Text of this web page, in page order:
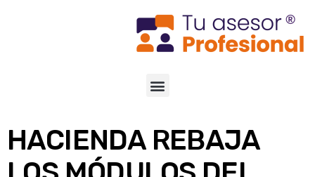
HACIENDA REBAJA